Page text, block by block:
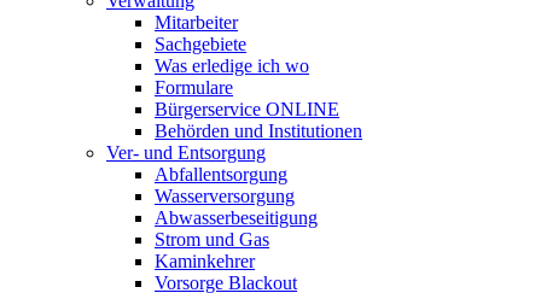
Mitarbeiter
Sachgebiete
Was erledige ich wo
Formulare
Bürgerservice ONLINE
Behörden und Institutionen
Ver- und Entsorgung
Abfallentsorgung
Wasserversorgung
Abwasserbeseitigung
Strom und Gas
Kaminkehrer
Vorsorge Blackout